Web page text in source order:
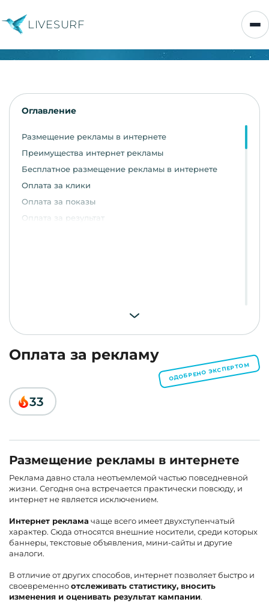
LIVESURF
Оглавление
Размещение рекламы в интернете
Преимущества интернет рекламы
Бесплатное размещение рекламы в интернете
Оплата за клики
Оплата за показы
Оплата за результат
Оплата за рекламу
ОДОБРЕНО ЭКСПЕРТОМ
33
Размещение рекламы в интернете
Реклама давно стала неотъемлемой частью повседневной
жизни. Сегодня она встречается практически повсюду, и
интернет не является исключением.
Интернет реклама чаще всего имеет двухступенчатый
характер. Сюда относятся внешние носители, среди которых
баннеры, текстовые объявления, мини-сайты и другие
аналоги.
В отличие от других способов, интернет позволяет быстро и
своевременноотслеживать статистику, вносить
изменения и оценивать результат кампании.